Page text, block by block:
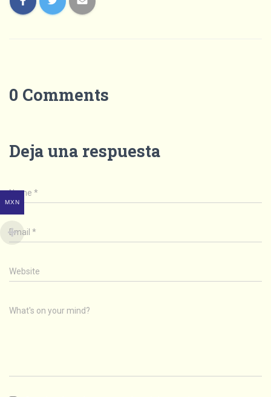
0 Comments
Deja una respuesta
Name *
Email *
Website
What's on your mind?
MXN